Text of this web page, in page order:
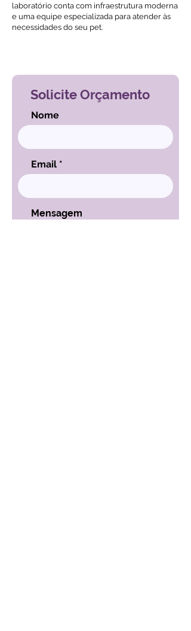
laboratório conta com infraestrutura moderna
e uma equipe especializada para atender às
necessidades do seu pet.
Solicite Orçamento
Nome
Email
Mensagem